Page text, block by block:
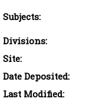
Subjects:
Divisions:
Site:
Date Deposited:
Last Modified: